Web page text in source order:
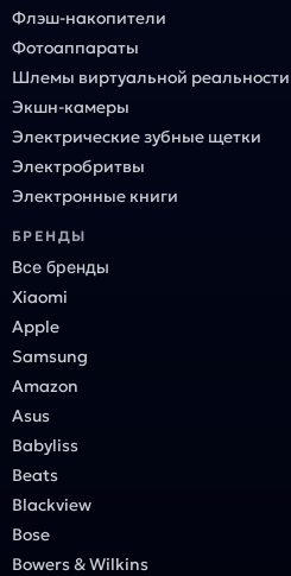
Флэш-накопители
Фотоаппараты
Шлемы виртуальной реальности
Экшн-камеры
Электрические зубные щетки
Электробритвы
Электронные книги
БРЕНДЫ
Все бренды
Xiaomi
Apple
Samsung
Amazon
Asus
Babyliss
Beats
Blackview
Bose
Bowers & Wilkins